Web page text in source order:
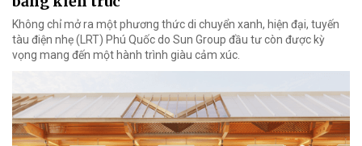
Không chỉ mở ra một phương thức di chuyển xanh, hiện đại, tuyến
tàu điện nhẹ (LRT) Phú Quốc do Sun Group đầu tư còn được kỳ
vọng mang đến một hành trình giàu cảm xúc.